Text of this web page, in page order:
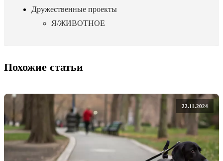
Дружественные проекты
Я/ЖИВОТНОЕ
Похожие статьи
22.11.2024